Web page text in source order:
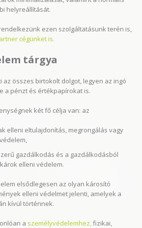
helyreállítását.
ezen szolgáltatásunk terén is,
cégünket is.
tárgya
az összes birtokolt dolgot, legyen az ingó
a pénzt és értékpapírokat is.
két fő célja van: az
elleni eltulajdonítás, megrongálás vagy
gazdálkodás és a gazdálkodásból
elleni védelem.
elsődlegesen az olyan károsító
elleni védelmet jelenti, amelyek a
kívül történnek.
a személyvédelemhez,fizikai,